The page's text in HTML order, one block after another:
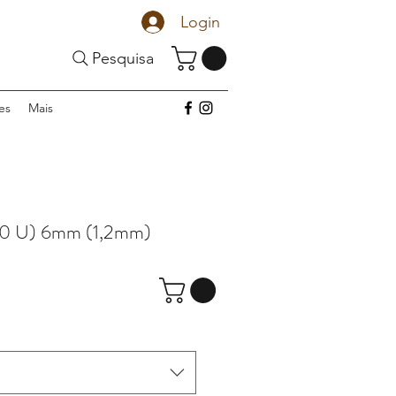
Login
Pesquisa
Mais
U) 6mm (1,2mm)